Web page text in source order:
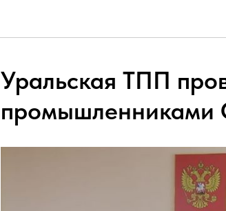
Уральская ТПП
промышленниками